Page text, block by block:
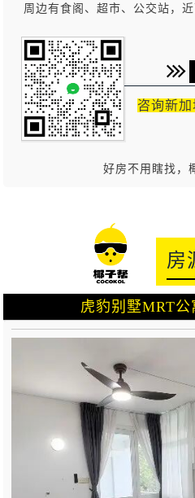
周边有食阁、超市、公交站，
咨询新
好房不用瞎找，
房
虎豹别墅MRT